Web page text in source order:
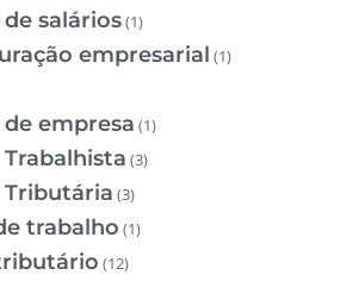
salários(1)
empresarial (1)
empresa (1)
(3)
(3)
trabalho (1)
(12)